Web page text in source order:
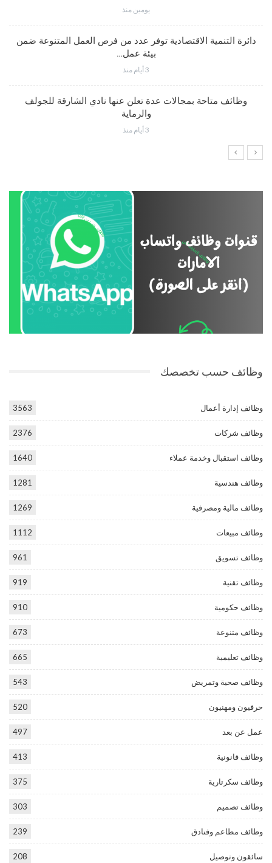
يومين منذ
دائرة التنمية الاقتصادية توفر عدد من فرص العمل المتنوعة ضمن
بيئة عمل…
3 أيام منذ
وظائف متاحة بمجالات عدة تعلن عنها نادي الشارقة للجولف
والرماية
3 أيام منذ
وظائف حسب تخصصك
وظائف إدارة أعمال 3563
وظائف شركات 2376
وظائف استقبال وخدمة عملاء 1640
وظائف هندسية 1281
وظائف مالية ومصرفية 1269
وظائف مبيعات 1112
وظائف تسويق 961
وظائف تقنية 919
وظائف حكومية 910
وظائف متنوعة 673
وظائف تعليمية 665
وظائف صحية وتمريض 543
حرفيون ومهنيون 520
عمل عن بعد 497
وظائف قانونية 413
وظائف سكرتارية 375
وظائف تصميم 303
وظائف مطاعم وفنادق 239
سائقون وتوصيل 208